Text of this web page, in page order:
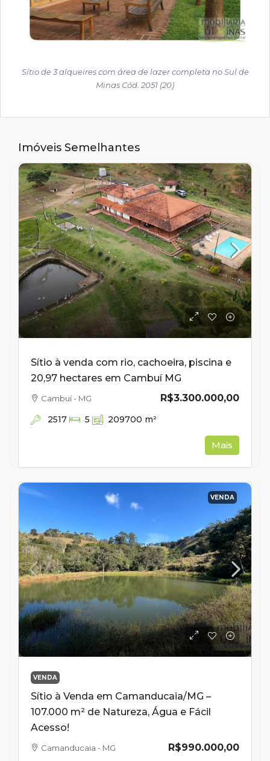
Sítio de 3 alqueires com área de lazer completa no Sul de
Minas Cód. 2051 (20)
Imóveis Semelhantes
Sítio à venda com rio, cachoeira, piscina e
20,97 hectares em Cambuí MG
R$3.300.000,00
Cambuí - MG
2517 5 209700 m²
Mais
VENDA
VENDA
Sítio à Venda em Camanducaia/MG –
107.000 m² de Natureza, Água e Fácil
Acesso!
R$990.000,00
Camanducaia - MG